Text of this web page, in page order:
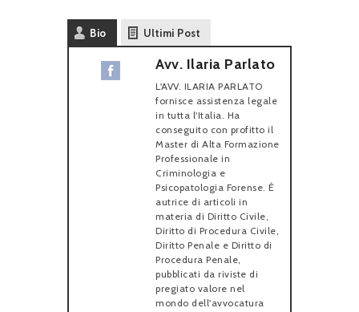
Bio Ultimi Post
Avv. Ilaria Parlato
L'AVV. ILARIA PARLATO
fornisce assistenza legale
in tutta l'Italia. Ha
conseguito con profitto il
Master di Alta Formazione
Professionale in
Criminologia e
Psicopatologia Forense. È
autrice di articoli in
materia di Diritto Civile,
Diritto di Procedura Civile,
Diritto Penale e Diritto di
Procedura Penale,
pubblicati da riviste di
pregiato valore nel
mondo dell'avvocatura